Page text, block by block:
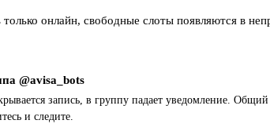
только онлайн, свободные слоты появляются в
@avisa_bots
запись, в группу падает уведомление.
и следите.